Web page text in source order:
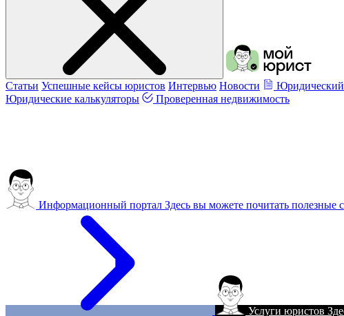
Статьи Успешные кейсы юристов Интервью Новости Юридический
Юридические калькуляторы
Проверенная недвижимость
Информационный портал Здесь вы можете почитать полезные
Услуги юристов